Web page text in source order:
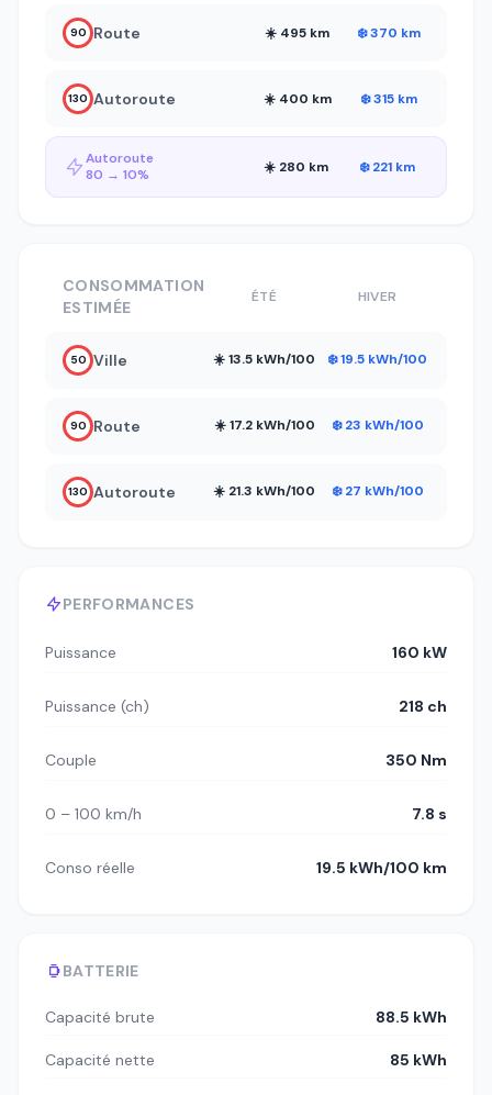
90 Route ☀️ 495 km ❄️ 370 km
130 Autoroute ☀️ 400 km ❄️ 315 km
Autoroute
80 → 10%
☀️ 280 km ❄️ 221 km
PERFORMANCES
Puissance 160 kW
Puissance (ch) 218 ch
Couple 350 Nm
0 – 100 km/h 7.8 s
Conso réelle 19.5 kWh/100 km
BATTERIE
Capacité brute 88.5 kWh
Capacité nette 85 kWh
CONSOMMATION
ESTIMÉE
ÉTÉ HIVER
50 Ville ☀️ 13.5 kWh/100 ❄️ 19.5 kWh/100
90 Route ☀️ 17.2 kWh/100 ❄️ 23 kWh/100
130 Autoroute ☀️ 21.3 kWh/100 ❄️ 27 kWh/100